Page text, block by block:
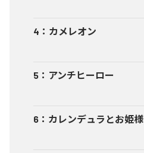
4 ： カメレオン
5 ： アンチヒーロー
6 ： カレンデュラとお姫様